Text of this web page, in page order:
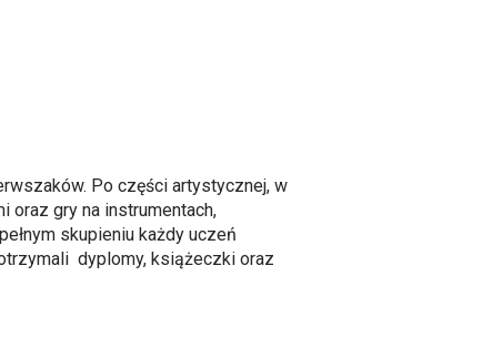
Po części artystycznej, w
oraz gry na instrumentach,
skupieniu każdy uczeń
dyplomy, książeczki oraz